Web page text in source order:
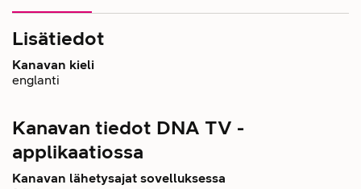
Lisätiedot
Kanavan kieli
englanti
Kanavan tiedot DNA TV -
applikaatiossa
Kanavan lähetysajat sovelluksessa